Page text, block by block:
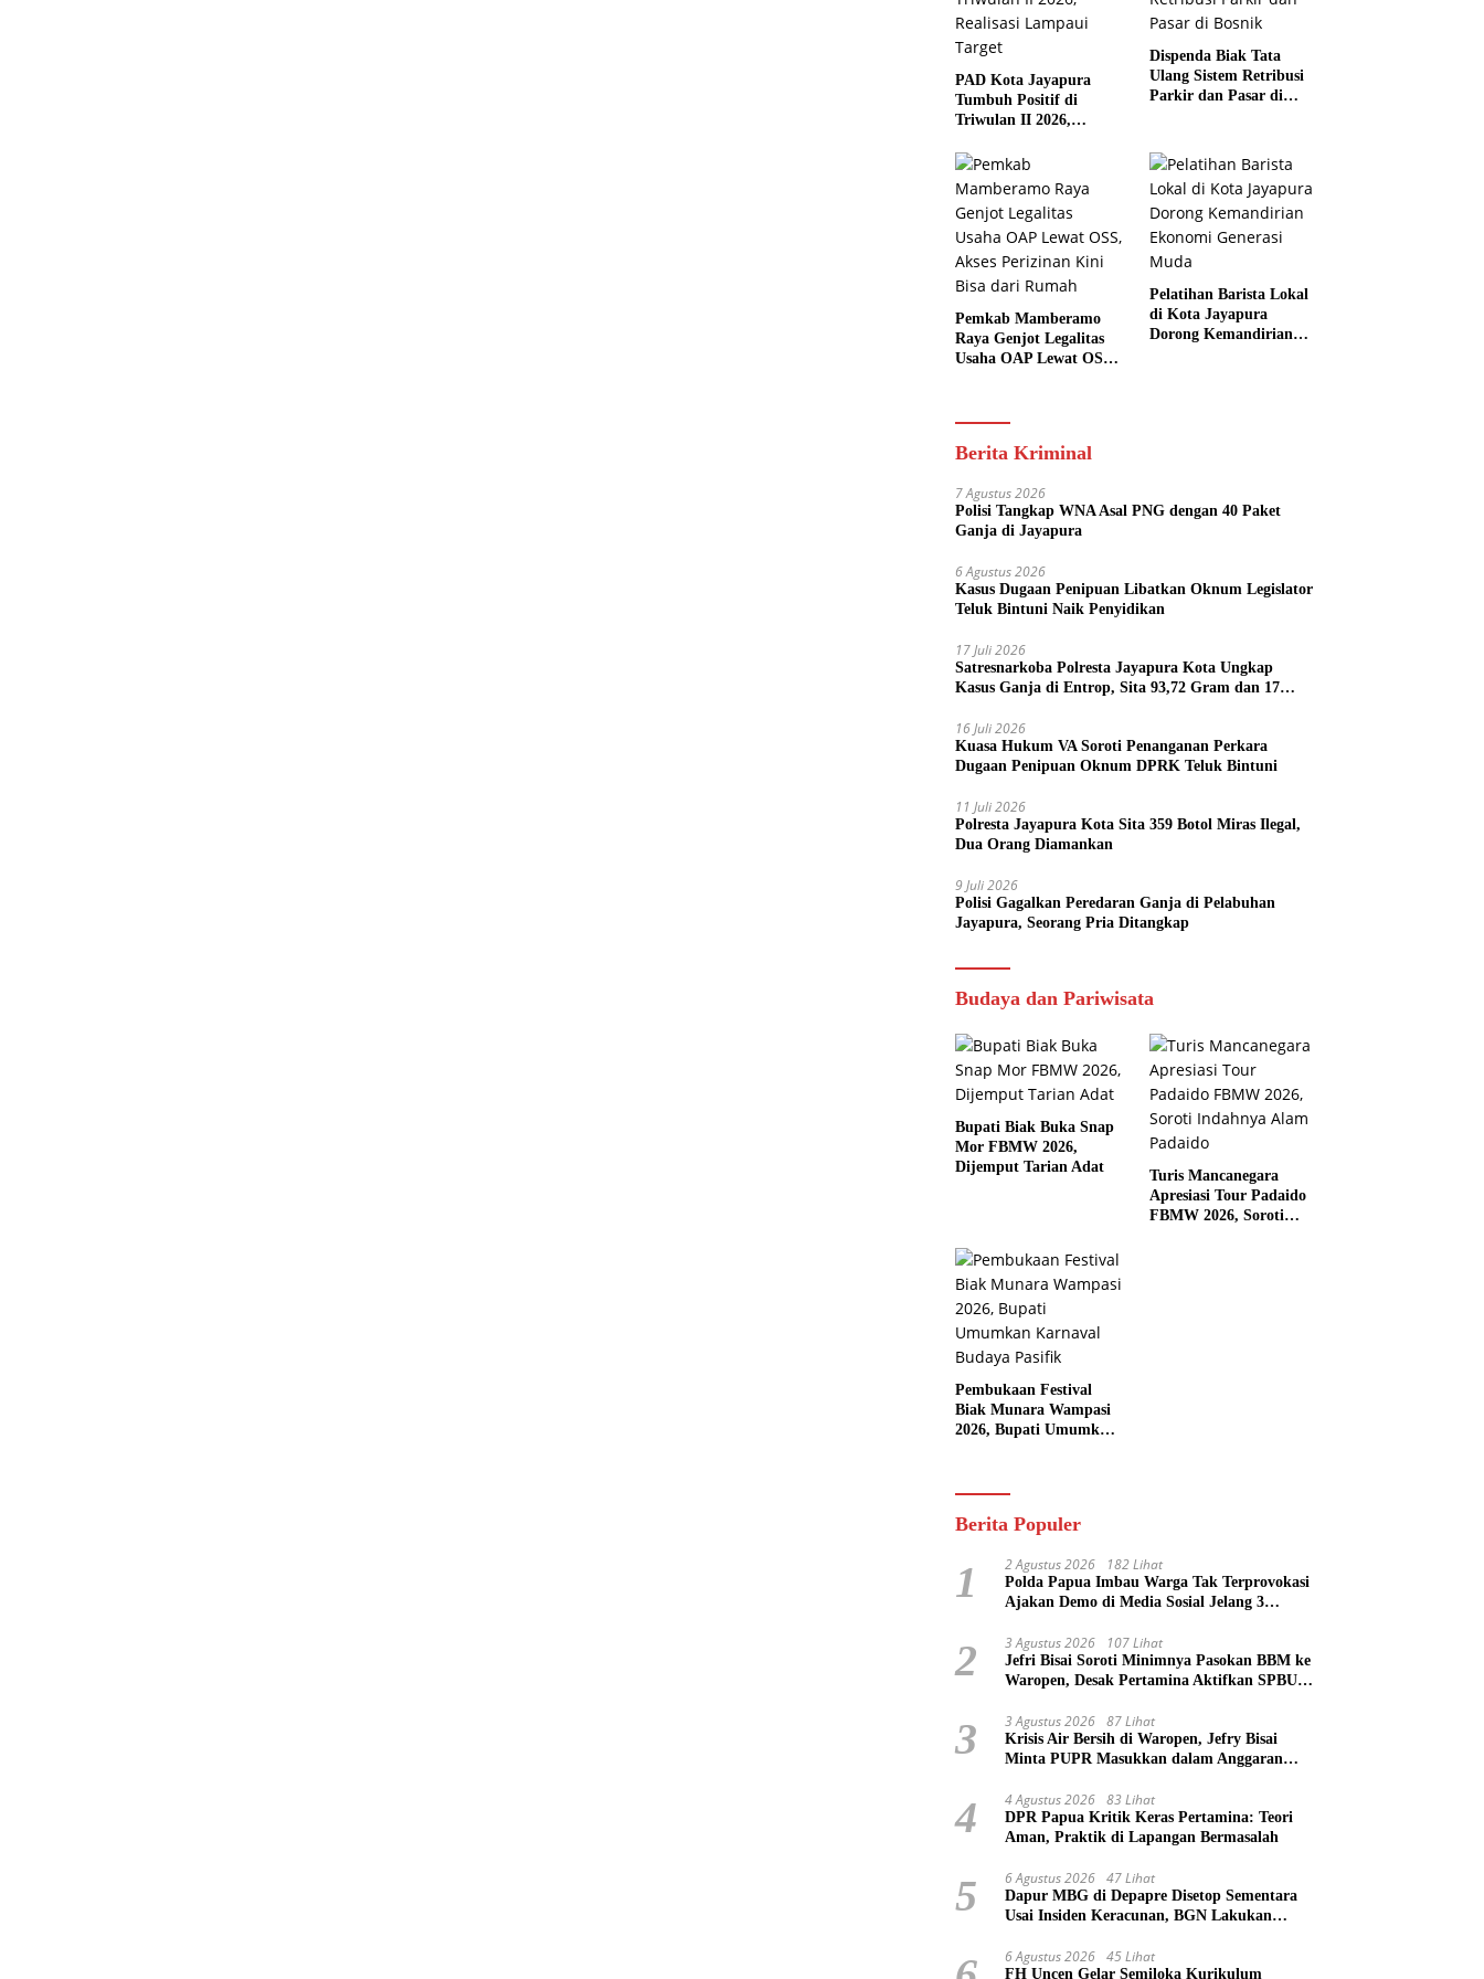
PAD Kota Jayapura
Tumbuh Positif di
Triwulan II 2026,
Target
Dispenda Biak Tata
Ulang Sistem Retribusi
Parkir dan Pasar di
Pemkab Mamberamo
Raya Genjot Legalitas
Usaha OAP Lewat OSS,
Pelatihan Barista Lokal
di Kota Jayapura
Dorong Kemandirian
Berita Kriminal
7 Agustus 2026
Polisi Tangkap WNA Asal PNG dengan 40 Paket
Ganja di Jayapura
6 Agustus 2026
Kasus Dugaan Penipuan Libatkan Oknum Legislator
Teluk Bintuni Naik Penyidikan
17 Juli 2026
Satresnarkoba Polresta Jayapura Kota Ungkap
Kasus Ganja di Entrop, Sita 93,72 Gram dan 17
16 Juli 2026
Kuasa Hukum VA Soroti Penanganan Perkara
Dugaan Penipuan Oknum DPRK Teluk Bintuni
11 Juli 2026
Polresta Jayapura Kota Sita 359 Botol Miras Ilegal,
Dua Orang Diamankan
9 Juli 2026
Polisi Gagalkan Peredaran Ganja di Pelabuhan
Jayapura, Seorang Pria Ditangkap
Budaya dan Pariwisata
Bupati Biak Buka Snap
Mor FBMW 2026,
Dijemput Tarian Adat
Turis Mancanegara
Apresiasi Tour Padaido
FBMW 2026, Soroti
Pembukaan Festival
Biak Munara Wampasi
2026, Bupati Umumkan
Berita Populer
1 2 Agustus 2026 182 Lihat
Polda Papua Imbau Warga Tak Terprovokasi
Ajakan Demo di Media Sosial Jelang 3
2 3 Agustus 2026 107 Lihat
Jefri Bisai Soroti Minimnya Pasokan BBM ke
Waropen, Desak Pertamina Aktifkan SPBU
3 3 Agustus 2026 87 Lihat
Krisis Air Bersih di Waropen, Jefry Bisai
Minta PUPR Masukkan dalam Anggaran
4 4 Agustus 2026 83 Lihat
DPR Papua Kritik Keras Pertamina: Teori
Aman, Praktik di Lapangan Bermasalah
5 6 Agustus 2026 47 Lihat
Dapur MBG di Depapre Disetop Sementara
Usai Insiden Keracunan, BGN Lakukan
6 Agustus 2026 45 Lihat
FH Uncen Gelar Semiloka Kurikulum